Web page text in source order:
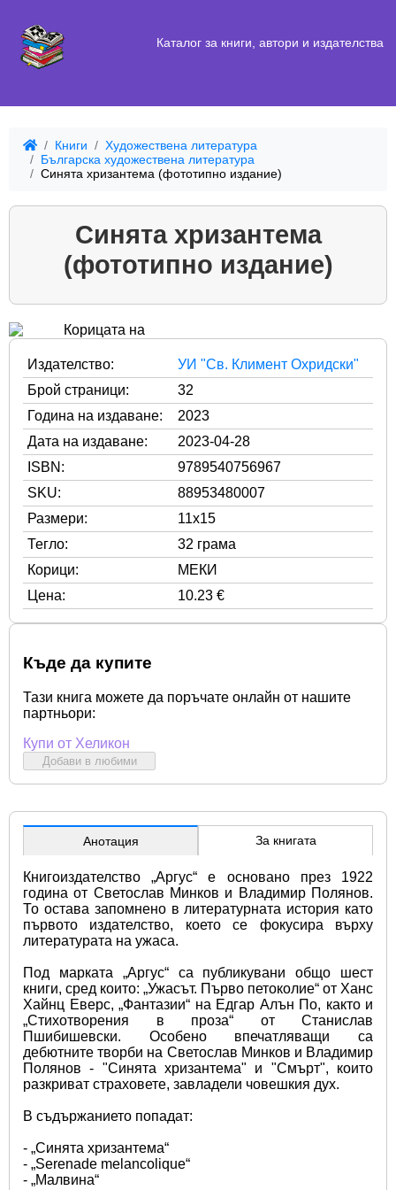
Каталог за книги, автори и издателства
Книги
Художествена литература
Българска художествена литература
Синята хризантема (фототипно издание)
Синята хризантема
(фототипно издание)
Издателство:
УИ "Св. Климент Охридски"
Брой страници:
32
Година на издаване:
2023
Дата на издаване:
2023-04-28
ISBN:
9789540756967
SKU:
88953480007
Размери:
11x15
Тегло:
32 грама
Корици:
МЕКИ
Цена:
10.23 €
Къде да купите
Тази книга можете да поръчате онлайн от нашите
партньори:
Купи от Хеликон
Добави в любими
Анотация За книгата
Книгоиздателство „Аргус“ е основано през 1922
година от Светослав Минков и Владимир Полянов.
То остава запомнено в литературната история като
първото издателство, което се фокусира върху
литературата на ужаса.
Под марката „Аргус“ са публикувани общо шест
книги, сред които: „Ужасът. Първо петоколие“ от Ханс
Хайнц Еверс, „Фантазии“ на Едгар Алън По, както и
„Стихотворения в проза“ от Станислав
Пшибишевски. Особено впечатляващи са
дебютните творби на Светослав Минков и Владимир
Полянов - "Синята хризантема" и "Смърт", които
разкриват страховете, завладели човешкия дух.
В съдържанието попадат:
- „Синята хризантема“
- „Serenade melancolique“
- „Малвина“